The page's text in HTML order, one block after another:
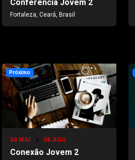
Conferência Jovem 2
Fortaleza, Ceará, Brasil
04 MAI 08 AGO
Conexão Jovem 2
Próximo